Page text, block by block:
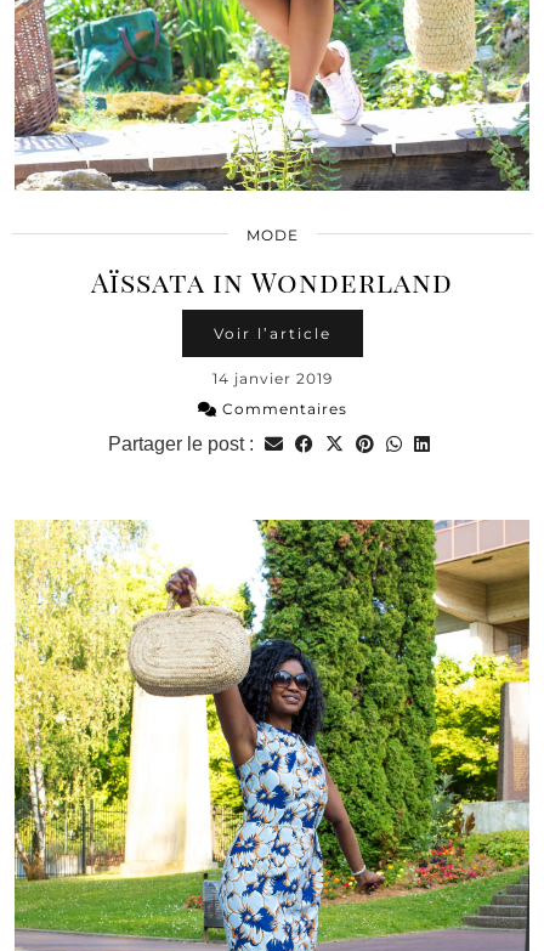
MODE
Aïssata in Wonderland
Voir l’article
14 janvier 2019
Commentaires
Partager le post :